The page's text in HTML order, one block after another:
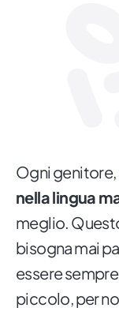
Ogni
nella lingua
meglio.
bisogna mai
essere
piccolo, per